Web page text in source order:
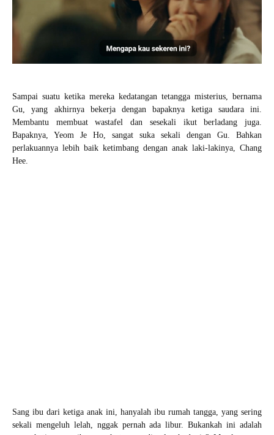
Sampai suatu ketika mereka kedatangan tetangga misterius, bernama
Gu, yang akhirnya bekerja dengan bapaknya ketiga saudara ini.
Membantu membuat wastafel dan sesekali ikut berladang juga.
Bapaknya, Yeom Je Ho, sangat suka sekali dengan Gu. Bahkan
perlakuannya lebih baik ketimbang dengan anak laki-lakinya, Chang
Hee.
Sang ibu dari ketiga anak ini, hanyalah ibu rumah tangga, yang sering
sekali mengeluh lelah, nggak pernah ada libur. Bukankah ini adalah